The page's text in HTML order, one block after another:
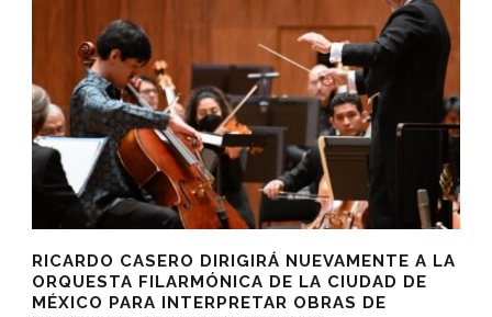
RICARDO CASERO DIRIGIRÁ NUEVAMENTE A LA
ORQUESTA FILARMÓNICA DE LA CIUDAD DE
MÉXICO PARA INTERPRETAR OBRAS DE